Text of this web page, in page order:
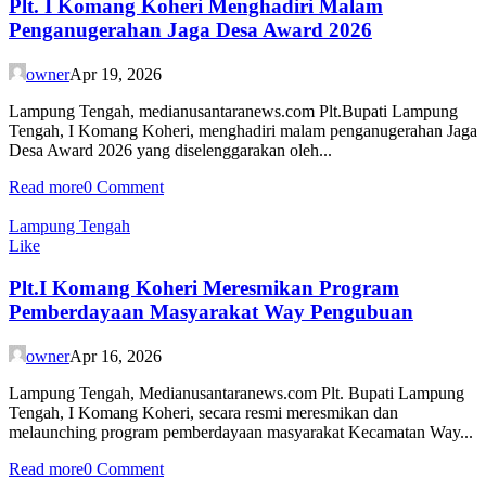
Plt. I Komang Koheri Menghadiri Malam
Penganugerahan Jaga Desa Award 2026
ownerApr 19, 2026
Lampung Tengah, medianusantaranews.com Plt.Bupati Lampung
Tengah, I Komang Koheri, menghadiri malam penganugerahan Jaga
Desa Award 2026 yang diselenggarakan oleh...
Read more0 Comment
Lampung Tengah
Like
Plt.I Komang Koheri Meresmikan Program
Pemberdayaan Masyarakat Way Pengubuan
ownerApr 16, 2026
Lampung Tengah, Medianusantaranews.com Plt. Bupati Lampung
Tengah, I Komang Koheri, secara resmi meresmikan dan
melaunching program pemberdayaan masyarakat Kecamatan Way...
Read more0 Comment